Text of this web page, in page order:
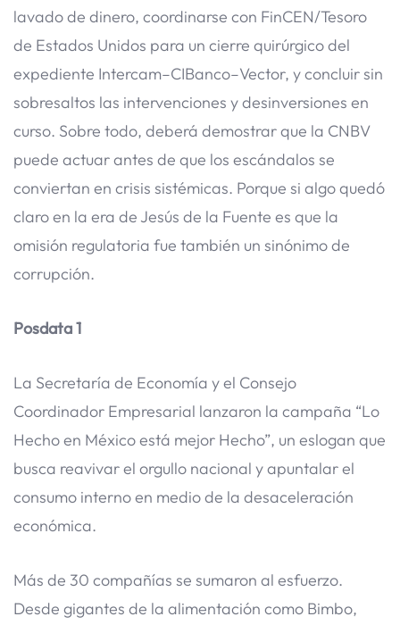
lavado de dinero, coordinarse con FinCEN/Tesoro
de Estados Unidos para un cierre quirúrgico del
expediente Intercam–CIBanco–Vector, y concluir sin
sobresaltos las intervenciones y desinversiones en
curso. Sobre todo, deberá demostrar que la CNBV
puede actuar antes de que los escándalos se
conviertan en crisis sistémicas. Porque si algo quedó
claro en la era de Jesús de la Fuente es que la
omisión regulatoria fue también un sinónimo de
corrupción.
Posdata 1
La Secretaría de Economía y el Consejo
Coordinador Empresarial lanzaron la campaña “Lo
Hecho en México está mejor Hecho”, un eslogan que
busca reavivar el orgullo nacional y apuntalar el
consumo interno en medio de la desaceleración
económica.
Más de 30 compañías se sumaron al esfuerzo.
Desde gigantes de la alimentación como Bimbo,